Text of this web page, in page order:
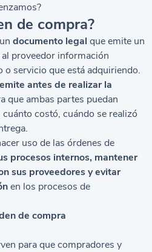
de compra?
documento legal que emite un
proveedor información
o servicio que está adquiriendo.
antes de realizar la
que ambas partes puedan
costó, cuándo se realizó
uso de las órdenes de
procesos internos, mantener
sus proveedores y evitar
en los procesos de
de compra
para que compradores y